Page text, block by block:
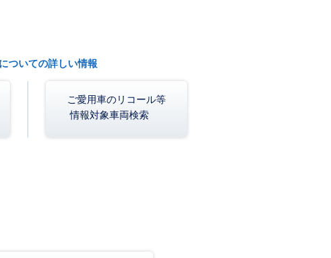
ついての詳しい情報
ご愛用車のリコール等
情報対象車両検索